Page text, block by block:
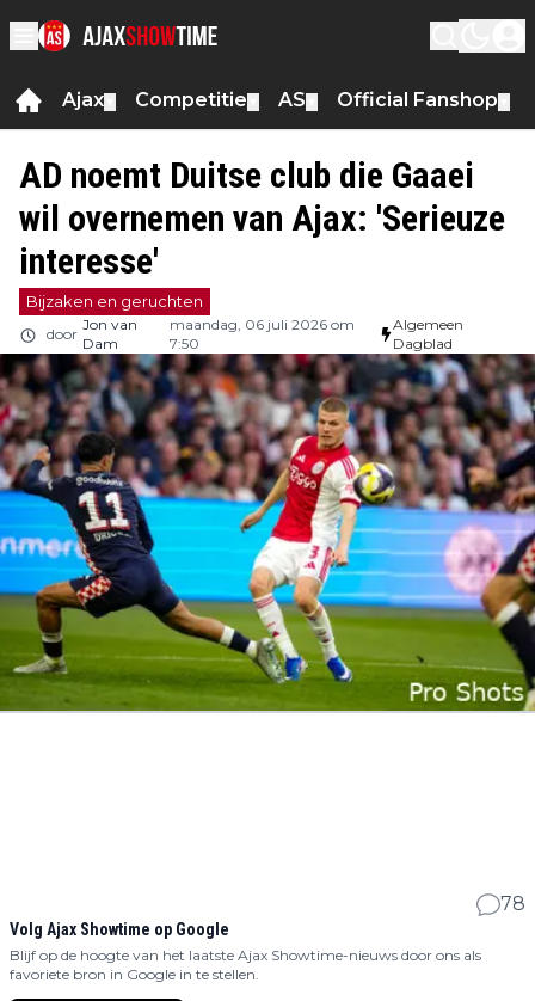
Ajax Competitie AS Official Fanshop
AD noemt Duitse club die Gaaei
wil overnemen van Ajax: 'Serieuze
interesse'
Bijzaken en geruchten
door
Jon van
Dam
maandag, 06 juli 2026 om
7:50
Algemeen
Dagblad
78
Volg Ajax Showtime op Google
Blijf op de hoogte van het laatste Ajax Showtime-nieuws door ons als
favoriete bron in Google in te stellen.